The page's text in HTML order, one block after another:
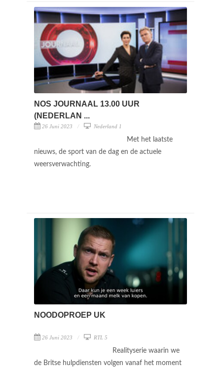
NOS JOURNAAL 13.00 UUR
(NEDERLAN ...
26 Juni 2023 Nederland 1
Met het laatste
nieuws, de sport van de dag en de actuele
weersverwachting.
NOODOPROEP UK
26 Juni 2023 RTL 5
Realityserie waarin we
de Britse hulpdiensten volgen vanaf het moment